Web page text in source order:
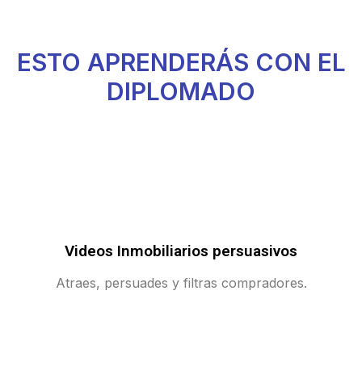
ESTO APRENDERÁS CON EL
DIPLOMADO
Videos Inmobiliarios persuasivos
Atraes, persuades y filtras compradores.